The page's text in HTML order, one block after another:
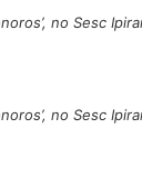
no Sesc
no Sesc